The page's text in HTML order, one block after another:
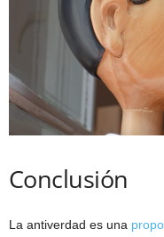
Conclusión
La antiverdad es una